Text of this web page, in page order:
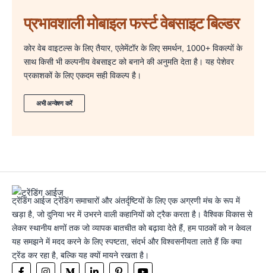
प्रभावशाली मोबाइल फर्स्ट वेबसाइट बिल्डर
कोर वेब वाइटल्स के लिए तैयार, एलेमेंटॉर के लिए समर्थन, 1000+ विकल्पों के
साथ किसी भी कल्पनीय वेबसाइट को बनाने की अनुमति देता है। यह पेशेवर
प्रकाशकों के लिए एकदम सही विकल्प है।
अभी अन्वेषण करें
ट्रेंडिंग आईज ट्रेंडिंग समाचारों और अंतर्दृष्टियों के लिए एक अग्रणी मंच के रूप में
खड़ा है, जो दुनिया भर में उभरने वाली कहानियों को ट्रैक करता है। वैश्विक विकास से
लेकर स्थानीय क्षणों तक जो व्यापक बातचीत को बढ़ावा देते हैं, हम पाठकों को न केवल
यह समझने में मदद करने के लिए स्पष्टता, संदर्भ और विश्वसनीयता लाते हैं कि क्या
ट्रेंड कर रहा है, बल्कि यह क्यों मायने रखता है।